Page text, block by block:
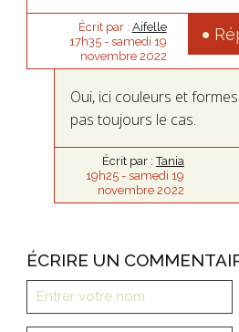
Écrit par : Aifelle
17h35- samedi 19
novembre 2022
Oui, ici couleurs et
pas toujours le cas.
Écrit par :Tania
19h25- samedi 19
novembre 2022
ÉCRIRE UN